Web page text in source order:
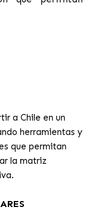
a Chile en un
herramientas y
que permitan
la matriz